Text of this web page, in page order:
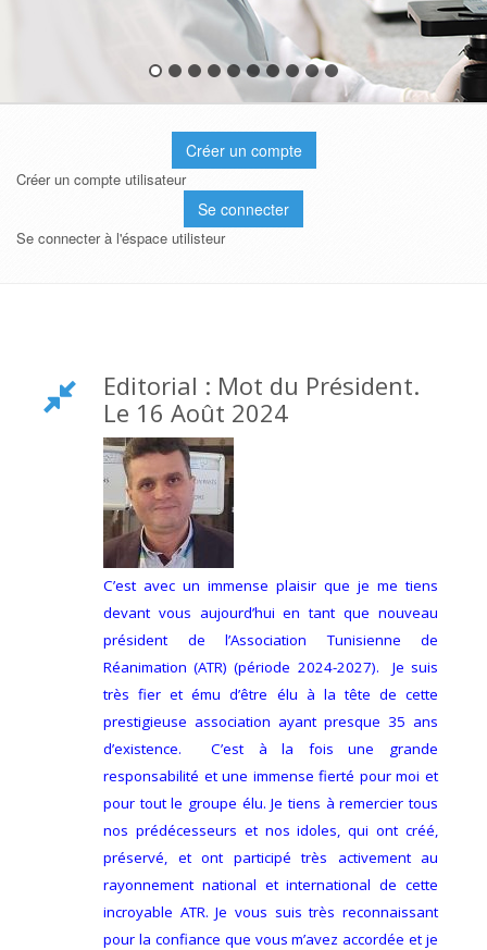
Créer un compte
Créer un compte utilisateur
Se connecter
Se connecter à l'éspace utilisteur
Editorial : Mot du Président.
Le 16 Août 2024
C’est avec un immense plaisir que je me tiens
devant vous aujourd’hui en tant que nouveau
président de l’Association Tunisienne de
Réanimation (ATR) (période 2024-2027). Je suis
très fier et ému d’être élu à la tête de cette
prestigieuse association ayant presque 35 ans
d’existence. C’est à la fois une grande
responsabilité et une immense fierté pour moi et
pour tout le groupe élu. Je tiens à remercier tous
nos prédécesseurs et nos idoles, qui ont créé,
préservé, et ont participé très activement au
rayonnement national et international de cette
incroyable ATR. Je vous suis très reconnaissant
pour la confiance que vous m’avez accordée et je